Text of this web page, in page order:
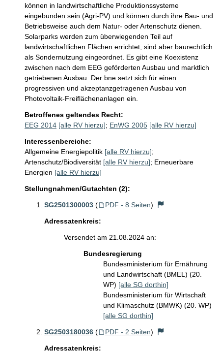
können in landwirtschaftliche Produktionssysteme
eingebunden sein (Agri-PV) und können durch ihre Bau- und
Betriebsweise auch dem Natur- oder Artenschutz dienen.
Solarparks werden zum überwiegenden Teil auf
landwirtschaftlichen Flächen errichtet, sind aber baurechtlich
als Sondernutzung eingeordnet. Es gibt eine Koexistenz
zwischen nach dem EEG geförderten Ausbau und marktlich
getriebenen Ausbau. Der bne setzt sich für einen
progressiven und akzeptanzgetragenen Ausbau von
Photovoltaik-Freiflächenanlagen ein.
Betroffenes geltendes Recht:
EEG 2014 [alle RV hierzu]; EnWG 2005 [alle RV hierzu]
Interessenbereiche:
Allgemeine Energiepolitik [alle RV hierzu];
Artenschutz/Biodiversität [alle RV hierzu]; Erneuerbare
Energien [alle RV hierzu]
Stellungnahmen/Gutachten (2):
SG2501300003 ( PDF - 8 Seiten)
Adressatenkreis:
Versendet am 21.08.2024 an:
Bundesregierung
Bundesministerium für Ernährung
und Landwirtschaft (BMEL) (20.
WP) [alle SG dorthin]
Bundesministerium für Wirtschaft
und Klimaschutz (BMWK) (20. WP)
[alle SG dorthin]
SG2503180036 ( PDF - 2 Seiten)
Adressatenkreis: